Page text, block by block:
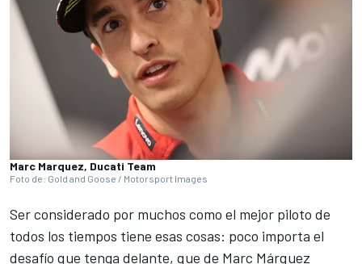
Marc Marquez, Ducati Team
Foto de: Gold and Goose / Motorsport Images
Ser considerado por muchos como el mejor piloto de
todos los tiempos tiene esas cosas: poco importa el
desafío que tenga delante, que de Marc Márquez